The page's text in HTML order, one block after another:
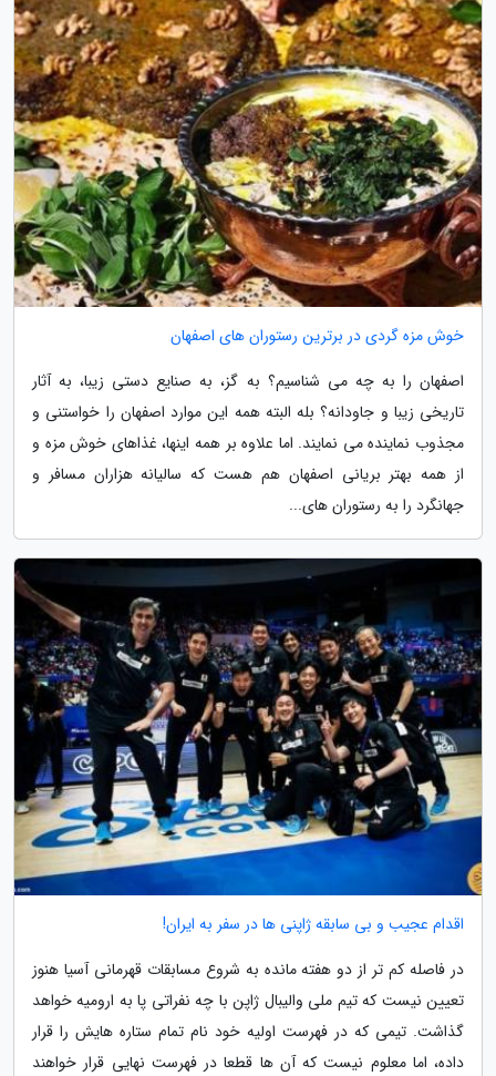
خوش مزه گردی در برترین رستوران های اصفهان
اصفهان را به چه می شناسیم؟ به گز، به صنایع دستی زیبا، به آثار
تاریخی زیبا و جاودانه؟ بله البته همه این موارد اصفهان را خواستنی و
مجذوب نماینده می نمایند. اما علاوه بر همه اینها، غذاهای خوش مزه و
از همه بهتر بریانی اصفهان هم هست که سالیانه هزاران مسافر و
جهانگرد را به رستوران های...
اقدام عجیب و بی سابقه ژاپنی ها در سفر به ایران!
در فاصله کم تر از دو هفته مانده به شروع مسابقات قهرمانی آسیا هنوز
تعیین نیست که تیم ملی والیبال ژاپن با چه نفراتی پا به ارومیه خواهد
گذاشت. تیمی که در فهرست اولیه خود نام تمام ستاره هایش را قرار
داده، اما معلوم نیست که آن ها قطعا در فهرست نهایی قرار خواهند